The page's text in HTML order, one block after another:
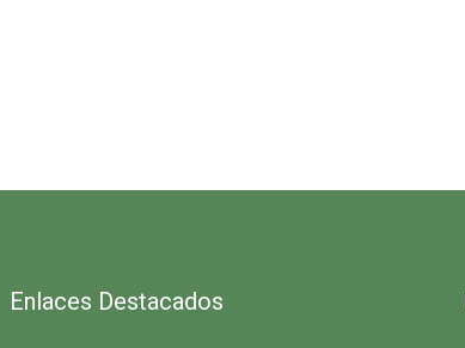
Enlaces Destacados